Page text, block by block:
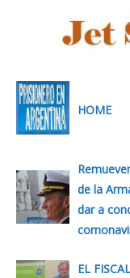
HOME
de la
dar a
EL